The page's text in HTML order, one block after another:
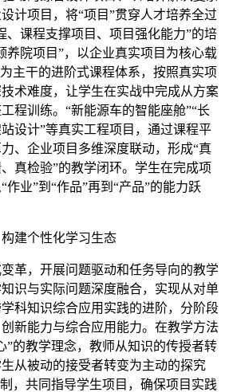
计项目，将“项目”贯穿人才培养全过
、课程支撑项目、项目强化能力”的培
养院项目”，以企业真实项目为核心载
主干的进阶式课程体系，按照真实项
术难度，让学生在实战中完成从方案
程训练。“新能源车的智能座舱”“长
设计”等真实工程项目，通过课程平
、企业项目多维深度联动，形成“真
真检验”的教学闭环。学生在完成项
作业”到“作品”再到“产品”的能力跃
构建个性化学习生态
革，开展问题驱动和任务导向的教学
识与实际问题深度融合，实现从对单
科知识综合应用实践的进阶，分阶段
新能力与综合应用能力。在教学方法
”的教学理念，教师从知识的传授者转
从被动的接受者转变为主动的探究
，共同指导学生项目，确保项目实践